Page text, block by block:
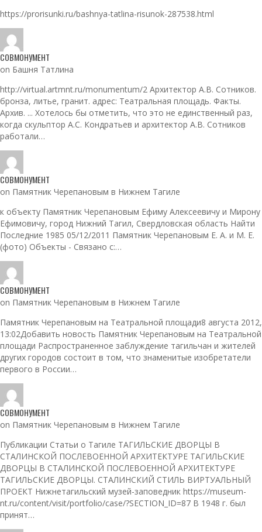
https://prorisunki.ru/bashnya-tatlina-risunok-287538.html
СОВМОНУМЕНТ
on Башня Татлина
http://virtual.artmnt.ru/monumentum/2 Архитектор А.В. Сотников.
бронза, литье, гранит. адрес: Театральная площадь. Факты.
Архив. ... Хотелось бы отметить, что это не единственный раз,
когда скульптор А.С. Кондратьев и архитектор А.В. Сотников
работали…
СОВМОНУМЕНТ
on Памятник Черепановым в Нижнем Тагиле
к объекту Памятник Черепановым Ефиму Алексеевичу и Мирону
Ефимовичу, город Нижний Тагил, Свердловская область Найти
Последние 1985 05/12/2011 Памятник Черепановым Е. А. и М. Е.
(фото) Объекты - Связано с:…
СОВМОНУМЕНТ
on Памятник Черепановым в Нижнем Тагиле
Памятник Черепановым на Театральной площади8 августа 2012,
13:02Добавить новость Памятник Черепановым на Театральной
площади Распространенное заблуждение тагильчан и жителей
других городов состоит в том, что знаменитые изобретатели
первого в России…
СОВМОНУМЕНТ
on Памятник Черепановым в Нижнем Тагиле
Публикации Статьи о Тагиле ТАГИЛЬСКИЕ ДВОРЦЫ В
СТАЛИНСКОЙ ПОСЛЕВОЕННОЙ АРХИТЕКТУРЕ ТАГИЛЬСКИЕ
ДВОРЦЫ В СТАЛИНСКОЙ ПОСЛЕВОЕННОЙ АРХИТЕКТУРЕ
ТАГИЛЬСКИЕ ДВОРЦЫ. СТАЛИНСКИЙ СТИЛЬ ВИРТУАЛЬНЫЙ
ПРОЕКТ Нижнетагильский музей-заповедник https://museum-
nt.ru/content/visit/portfolio/case/?SECTION_ID=87 В 1948 г. был
принят…